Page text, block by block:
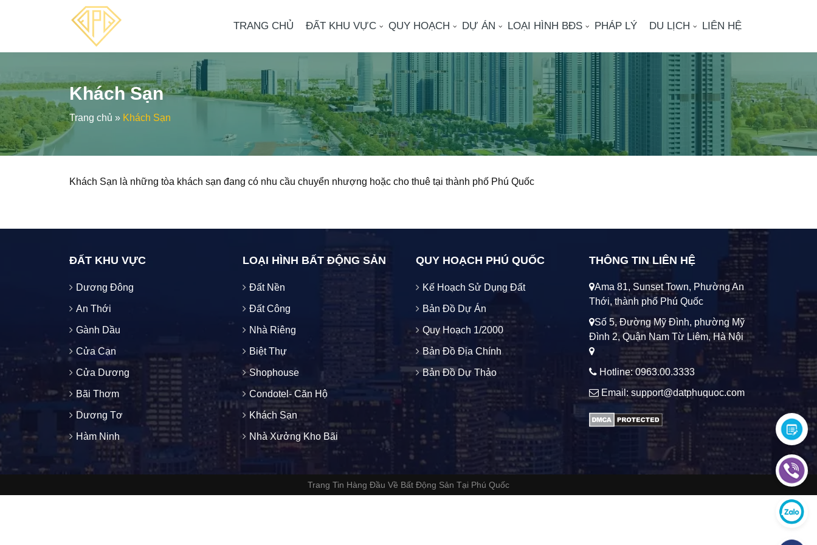
TRANG CHỦ ĐẤT KHU VỰC QUY HOẠCH DỰ ÁN LOẠI HÌNH BĐS PHÁP LÝ DU LỊCH LIÊN HỆ
Khách Sạn
Trang chủ » Khách Sạn
Khách Sạn là những tòa khách sạn đang có nhu cầu chuyển nhượng hoặc cho thuê tại thành phố Phú Quốc
ĐẤT KHU VỰC
Dương Đông
An Thới
Gành Dầu
Cửa Cạn
Cửa Dương
Bãi Thơm
Dương Tơ
Hàm Ninh
LOẠI HÌNH BẤT ĐỘNG SẢN
Đất Nền
Đất Công
Nhà Riêng
Biệt Thự
Shophouse
Condotel- Căn Hộ
Khách Sạn
Nhà Xưởng Kho Bãi
QUY HOẠCH PHÚ QUỐC
Kế Hoạch Sử Dụng Đất
Bản Đồ Dự Án
Quy Hoạch 1/2000
Bản Đồ Địa Chính
Bản Đồ Dự Thảo
THÔNG TIN LIÊN HỆ
Ama 81, Sunset Town, Phường An
Thới, thành phố Phú Quốc
Số 5, Đường Mỹ Đình, phường Mỹ
Đình 2, Quận Nam Từ Liêm, Hà Nội
Hotline: 0963.00.3333
Email: support@datphuquoc.com
Trang Tin Hàng Đầu Về Bất Động Sản Tại Phú Quốc